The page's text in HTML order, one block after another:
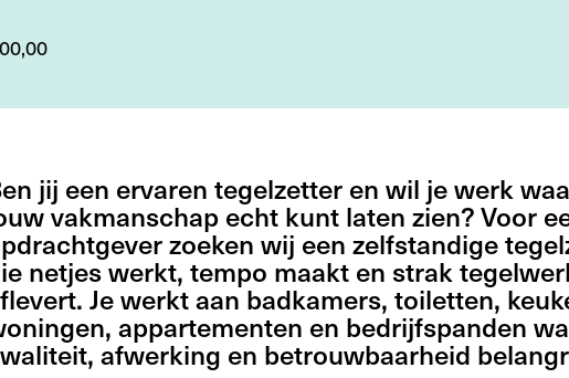
jij een ervaren tegelzetter en wil je werk
vakmanschap echt kunt laten zien? Voor
zoeken wij een zelfstandige
netjes werkt, tempo maakt en strak
Je werkt aan badkamers, toiletten,
appartementen en bedrijfspanden
afwerking en betrouwbaarheid